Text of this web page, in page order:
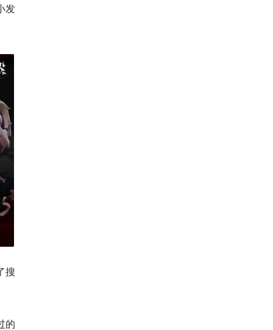
发
搜
的